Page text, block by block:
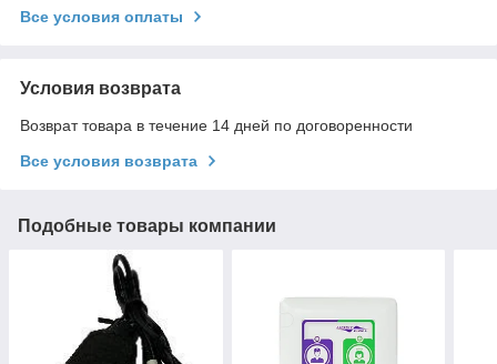
Все условия оплаты
Условия возврата
Возврат товара в течение 14 дней по договоренности
Все условия возврата
Подобные товары компании